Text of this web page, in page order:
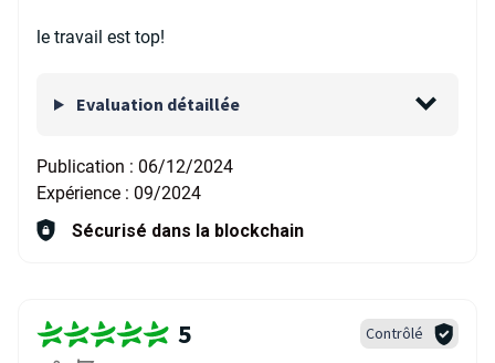
le travail est top!
Evaluation détaillée
Publication : 06/12/2024
Expérience : 09/2024
Sécurisé dans la blockchain
5 Contrôlé